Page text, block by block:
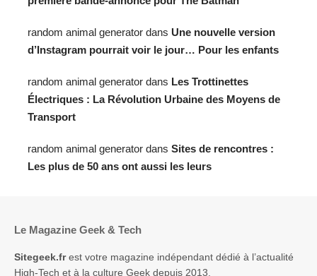
random animal generator dans Une nouvelle version
d’Instagram pourrait voir le jour… Pour les enfants
random animal generator dans Les Trottinettes
Électriques : La Révolution Urbaine des Moyens de
Transport
random animal generator dans Sites de rencontres :
Les plus de 50 ans ont aussi les leurs
Le Magazine Geek & Tech
Sitegeek.frest votre magazine indépendant dédié à l’actualité
High-Tech et à la culture Geek depuis 2013.